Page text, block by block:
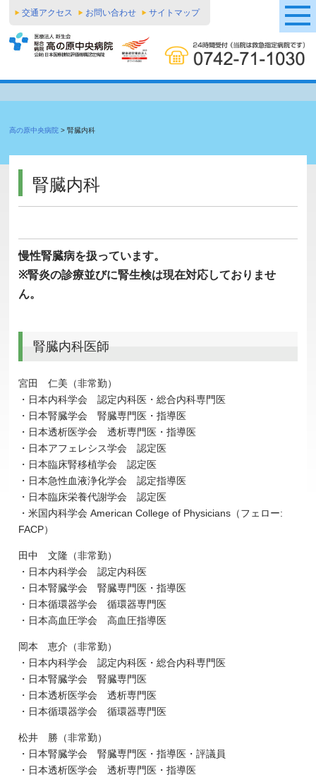
交通アクセス お問い合わせ サイトマップ
高の原中央病院 >腎臓内科
腎臓内科
慢性腎臓病を扱っています。
※腎炎の診療並びに腎生検は現在対応しておりませ
ん。
腎臓内科医師
宮田 仁美（非常勤）
・日本内科学会 認定内科医・総合内科専門医
・日本腎臓学会 腎臓専門医・指導医
・日本透析医学会 透析専門医・指導医
・日本アフェレシス学会 認定医
・日本臨床腎移植学会 認定医
・日本急性血液浄化学会 認定指導医
・日本臨床栄養代謝学会 認定医
・米国内科学会 American College of Physicians（フェロー:
FACP）
田中 文隆（非常勤）
・日本内科学会 認定内科医
・日本腎臓学会 腎臓専門医・指導医
・日本循環器学会 循環器専門医
・日本高血圧学会 高血圧指導医
岡本 恵介（非常勤）
・日本内科学会 認定内科医・総合内科専門医
・日本腎臓学会 腎臓専門医
・日本透析医学会 透析専門医
・日本循環器学会 循環器専門医
松井 勝（非常勤）
・日本腎臓学会 腎臓専門医・指導医・評議員
・日本透析医学会 透析専門医・指導医